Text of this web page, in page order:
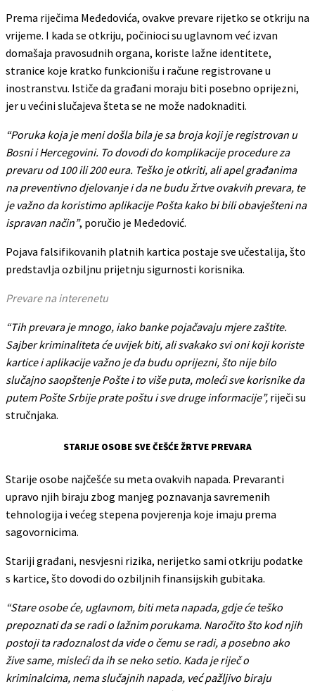
Prema riječima Međedovića, ovakve prevare rijetko se otkriju na
vrijeme. I kada se otkriju, počinioci su uglavnom već izvan
domašaja pravosudnih organa, koriste lažne identitete,
stranice koje kratko funkcionišu i račune registrovane u
inostranstvu. Ističe da građani moraju biti posebno oprijezni,
jer u većini slučajeva šteta se ne može nadoknaditi.
“Poruka koja je meni došla bila je sa broja koji je registrovan u
Bosni i Hercegovini. To dovodi do komplikacije procedure za
prevaru od 100 ili 200 eura. Teško je otkriti, ali apel građanima
na preventivno djelovanje i da ne budu žrtve ovakvih prevara, te
je važno da koristimo aplikacije Pošta kako bi bili obavješteni na
ispravan način”, poručio je Međedović.
Pojava falsifikovanih platnih kartica postaje sve učestalija, što
predstavlja ozbiljnu prijetnju sigurnosti korisnika.
Prevare na interenetu
“Tih prevara je mnogo, iako banke pojačavaju mjere zaštite.
Sajber kriminaliteta će uvijek biti, ali svakako svi oni koji koriste
kartice i aplikacije važno je da budu oprijezni, što nije bilo
slučajno saopštenje Pošte i to više puta, moleći sve korisnike da
putem Pošte Srbije prate poštu i sve druge informacije”, riječi su
stručnjaka.
STARIJE OSOBE SVE ČEŠĆE ŽRTVE PREVARA
Starije osobe najčešće su meta ovakvih napada. Prevaranti
upravo njih biraju zbog manjeg poznavanja savremenih
tehnologija i većeg stepena povjerenja koje imaju prema
sagovornicima.
Stariji građani, nesvjesni rizika, nerijetko sami otkriju podatke
s kartice, što dovodi do ozbiljnih finansijskih gubitaka.
“Stare osobe će, uglavnom, biti meta napada, gdje će teško
prepoznati da se radi o lažnim porukama. Naročito što kod njih
postoji ta radoznalost da vide o čemu se radi, a posebno ako
žive same, misleći da ih se neko setio. Kada je riječ o
kriminalcima, nema slučajnih napada, već pažljivo biraju